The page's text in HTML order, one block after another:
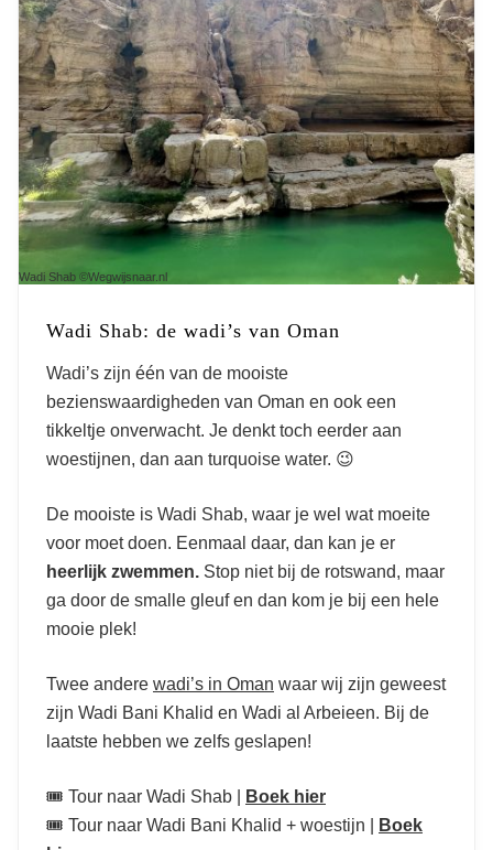
Wadi Shab ©Wegwijsnaar.nl
Wadi Shab: de wadi’s van Oman
Wadi’s zijn één van de mooiste
bezienswaardigheden van Oman en ook een
tikkeltje onverwacht. Je denkt toch eerder aan
woestijnen, dan aan turquoise water. 😉
De mooiste is Wadi Shab, waar je wel wat moeite
voor moet doen. Eenmaal daar, dan kan je er
heerlijk zwemmen. Stop niet bij de rotswand, maar
ga door de smalle gleuf en dan kom je bij een hele
mooie plek!
Twee andere wadi’s in Oman waar wij zijn geweest
zijn Wadi Bani Khalid en Wadi al Arbeieen. Bij de
laatste hebben we zelfs geslapen!
🎟️ Tour naar Wadi Shab |
Boek hier
🎟️ Tour naar Wadi Bani Khalid + woestijn |
Boek